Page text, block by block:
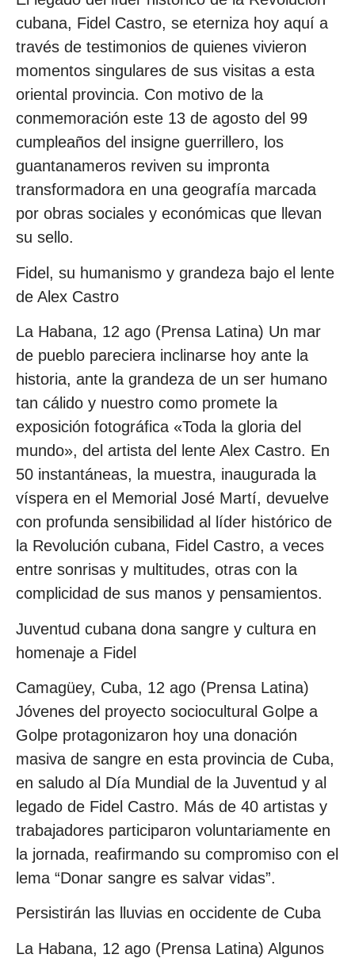
cubana, Fidel Castro, se eterniza hoy aquí a
través de testimonios de quienes vivieron
momentos singulares de sus visitas a esta
oriental provincia. Con motivo de la
conmemoración este 13 de agosto del 99
cumpleaños del insigne guerrillero, los
guantanameros reviven su impronta
transformadora en una geografía marcada
por obras sociales y económicas que llevan
su sello.
Fidel, su humanismo y grandeza bajo el lente
de Alex Castro
La Habana, 12 ago (Prensa Latina) Un mar
de pueblo pareciera inclinarse hoy ante la
historia, ante la grandeza de un ser humano
tan cálido y nuestro como promete la
exposición fotográfica «Toda la gloria del
mundo», del artista del lente Alex Castro. En
50 instantáneas, la muestra, inaugurada la
víspera en el Memorial José Martí, devuelve
con profunda sensibilidad al líder histórico de
la Revolución cubana, Fidel Castro, a veces
entre sonrisas y multitudes, otras con la
complicidad de sus manos y pensamientos.
Juventud cubana dona sangre y cultura en
homenaje a Fidel
Camagüey, Cuba, 12 ago (Prensa Latina)
Jóvenes del proyecto sociocultural Golpe a
Golpe protagonizaron hoy una donación
masiva de sangre en esta provincia de Cuba,
en saludo al Día Mundial de la Juventud y al
legado de Fidel Castro. Más de 40 artistas y
trabajadores participaron voluntariamente en
la jornada, reafirmando su compromiso con el
lema “Donar sangre es salvar vidas”.
Persistirán las lluvias en occidente de Cuba
La Habana, 12 ago (Prensa Latina) Algunos